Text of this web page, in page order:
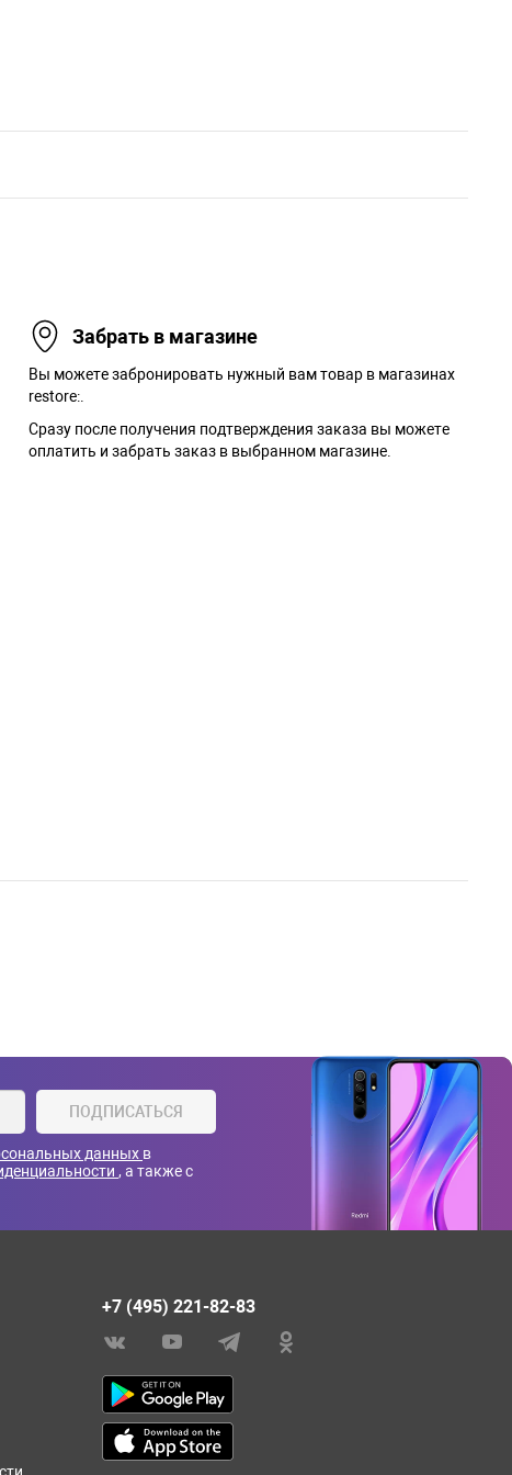
Забрать в магазине
Вы можете забронировать нужный вам товар в магазинах
restore:.
Сразу после получения подтверждения заказа вы можете
оплатить и забрать заказ в выбранном магазине.
ПОДПИСАТЬСЯ
данных в
, а также с
+7 (495) 221-82-83